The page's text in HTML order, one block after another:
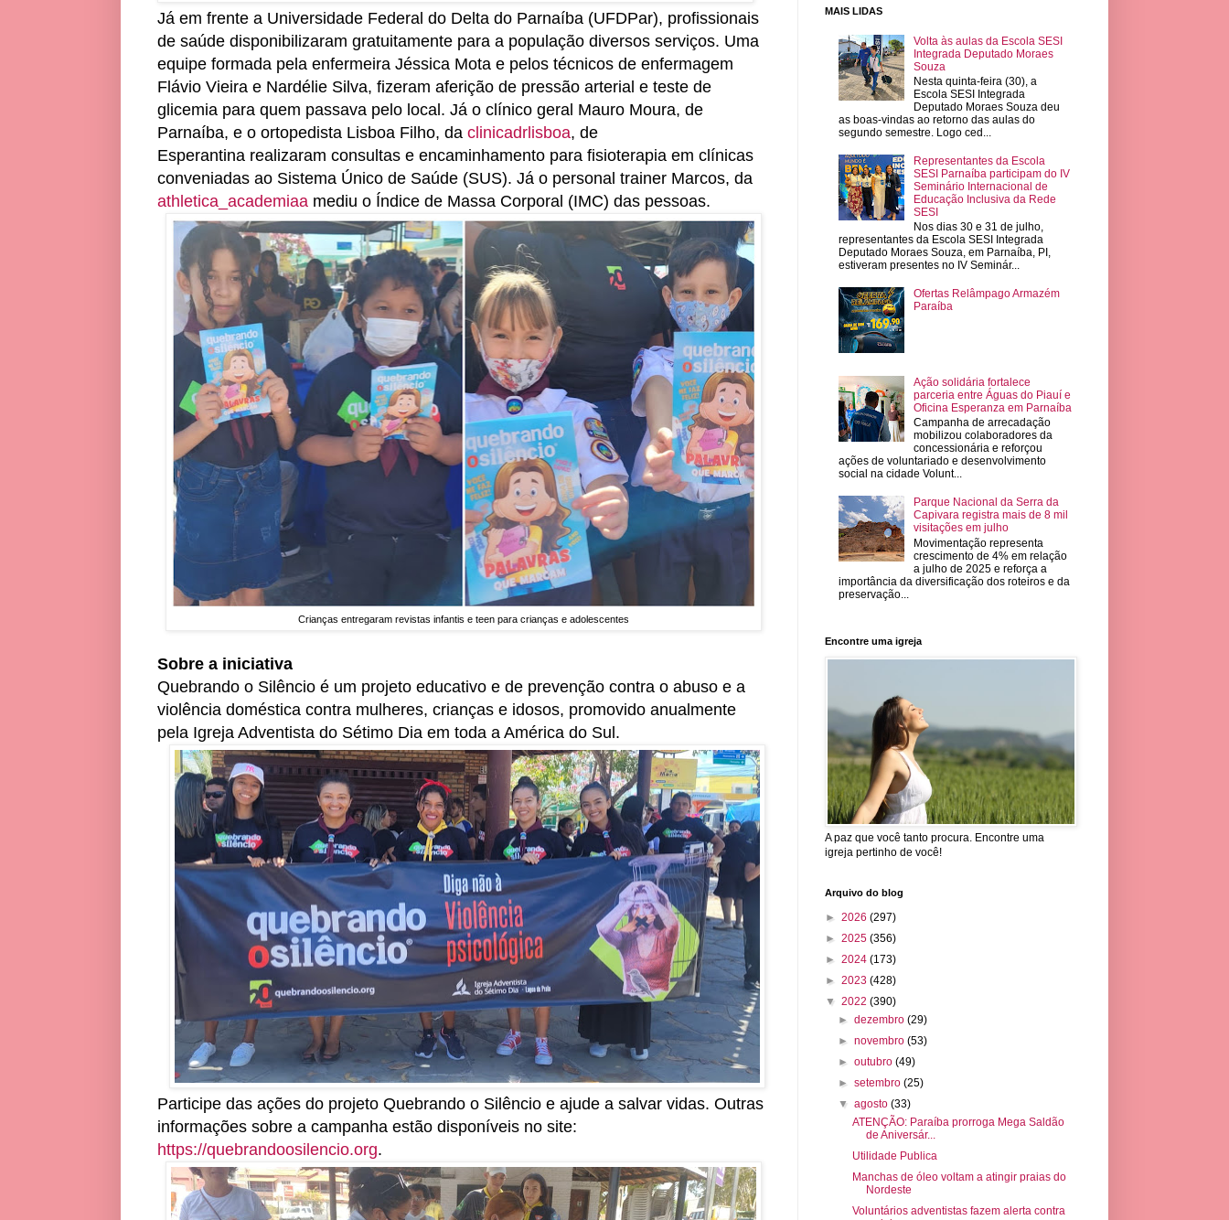
Já em frente a Universidade Federal do Delta do Parnaíba (UFDPar), profissionais
de saúde disponibilizaram gratuitamente para a população diversos serviços. Uma
equipe formada pela enfermeira Jéssica Mota e pelos técnicos de enfermagem
Flávio Vieira e Nardélie Silva, fizeram aferição de pressão arterial e teste de
glicemia para quem passava pelo local. Já o clínico geral Mauro Moura, de
Parnaíba, e o ortopedista Lisboa Filho, da clinicadrlisboa, de
Esperantina realizaram consultas e encaminhamento para fisioterapia em clínicas
conveniadas ao Sistema Único de Saúde (SUS). Já o personal trainer Marcos, da
athletica_academiaa mediu o Índice de Massa Corporal (IMC) das pessoas.
Crianças entregaram revistas infantis e teen para crianças e adolescentes
Sobre a iniciativa
Quebrando o Silêncio é um projeto educativo e de prevenção contra o abuso e a
violência doméstica contra mulheres, crianças e idosos, promovido anualmente
pela Igreja Adventista do Sétimo Dia em toda a América do Sul.
Participe das ações do projeto Quebrando o Silêncio e ajude a salvar vidas. Outras
informações sobre a campanha estão disponíveis no site:
https://quebrandoosilencio.org.
MAIS LIDAS
Volta às aulas da Escola SESI
Integrada Deputado Moraes
Souza
Nesta quinta-feira (30), a
Escola SESI Integrada
Deputado Moraes Souza deu
as boas-vindas ao retorno das aulas do
segundo semestre. Logo ced...
Representantes da Escola
SESI Parnaíba participam do IV
Seminário Internacional de
Educação Inclusiva da Rede
SESI
Nos dias 30 e 31 de julho,
representantes da Escola SESI Integrada
Deputado Moraes Souza, em Parnaíba, PI,
estiveram presentes no IV Seminár...
Ofertas Relâmpago Armazém
Paraíba
Ação solidária fortalece
parceria entre Águas do Piauí e
Oficina Esperanza em Parnaíba
Campanha de arrecadação
mobilizou colaboradores da
concessionária e reforçou
ações de voluntariado e desenvolvimento
social na cidade Volunt...
Parque Nacional da Serra da
Capivara registra mais de 8 mil
visitações em julho
Movimentação representa
crescimento de 4% em relação
a julho de 2025 e reforça a
importância da diversificação dos roteiros e da
preservação...
Encontre uma igreja
A paz que você tanto procura. Encontre uma
igreja pertinho de você!
Arquivo do blog
► 2026 (297)
► 2025 (356)
► 2024 (173)
► 2023 (428)
▼ 2022 (390)
►dezembro(29)
►novembro(53)
►outubro(49)
►setembro(25)
▼agosto(33)
ATENÇÃO: Paraíba prorroga Mega Saldão
de Aniversár...
Utilidade Publica
Manchas de óleo voltam a atingir praias do
Nordeste
Voluntários adventistas fazem alerta contra